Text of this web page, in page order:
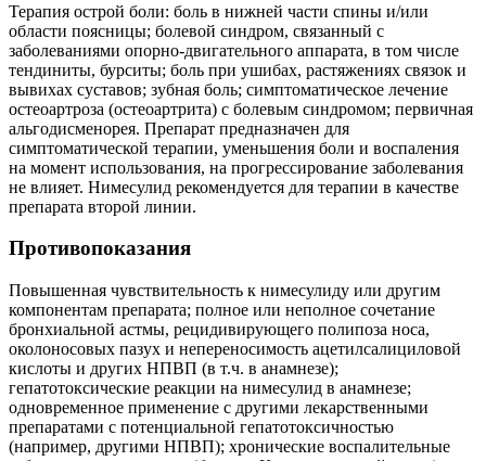
Терапия острой боли: боль в нижней части спины и/или
области поясницы; болевой синдром, связанный с
заболеваниями опорно-двигательного аппарата, в том числе
тендиниты, бурситы; боль при ушибах, растяжениях связок и
вывихах суставов; зубная боль; симптоматическое лечение
остеоартроза (остеоартрита) с болевым синдромом; первичная
альгодисменорея. Препарат предназначен для
симптоматической терапии, уменьшения боли и воспаления
на момент использования, на прогрессирование заболевания
не влияет. Нимесулид рекомендуется для терапии в качестве
препарата второй линии.
Противопоказания
Повышенная чувствительность к нимесулиду или другим
компонентам препарата; полное или неполное сочетание
бронхиальной астмы, рецидивирующего полипоза носа,
околоносовых пазух и непереносимость ацетилсалициловой
кислоты и других НПВП (в т.ч. в анамнезе);
гепатотоксические реакции на нимесулид в анамнезе;
одновременное применение с другими лекарственными
препаратами с потенциальной гепатотоксичностью
(например, другими НПВП); хронические воспалительные